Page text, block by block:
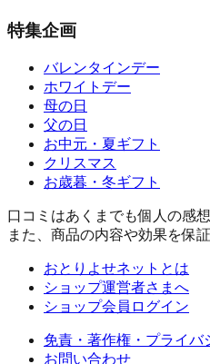
特集企画
バレンタインデー
ホワイトデー
母の日
父の日
お中元・夏ギフト
クリスマス
お歳暮・冬ギフト
口コミはあくまでも個人の感
また、商品の内容や効果を保
おとりよせネットとは
ショップ運営者さまへ
ショップ会員ログイン
免責・著作権・プライバ
お問い合わせ